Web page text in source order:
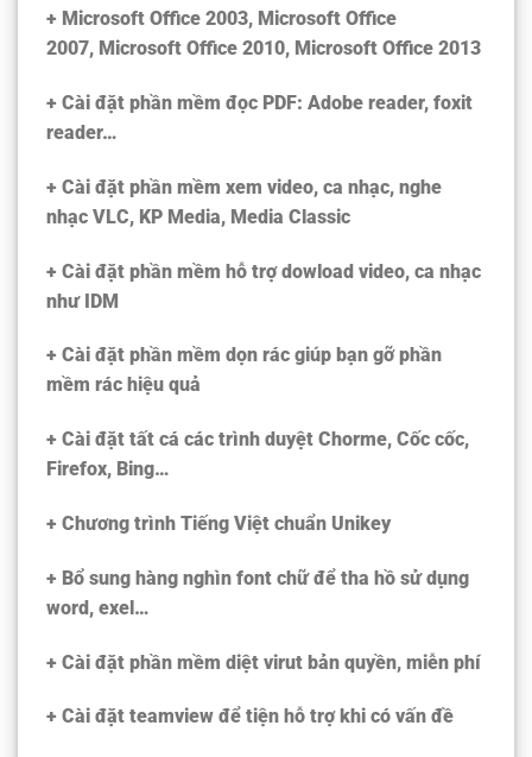
+ Microsoft Office 2003, Microsoft Office
2007, Microsoft Office 2010, Microsoft Office 2013
+ Cài đặt phần mềm đọc PDF: Adobe reader, foxit
reader…
+ Cài đặt phần mềm xem video, ca nhạc, nghe
nhạc VLC, KP Media, Media Classic
+ Cài đặt phần mềm hỗ trợ dowload video, ca nhạc
như IDM
+ Cài đặt phần mềm dọn rác giúp bạn gỡ phần
mềm rác hiệu quả
+ Cài đặt tất cá các trình duyệt Chorme, Cốc cốc,
Firefox, Bing…
+ Chương trình Tiếng Việt chuẩn Unikey
+ Bổ sung hàng nghìn font chữ để tha hồ sử dụng
word, exel…
+ Cài đặt phần mềm diệt virut bản quyền, miễn phí
+ Cài đặt teamview để tiện hỗ trợ khi có vấn đề